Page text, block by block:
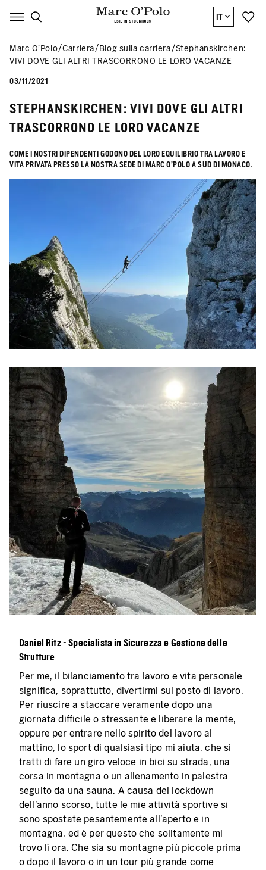
IT
Marc O’Polo Carriera Blog sulla carriera Stephanskirchen:
VIVI DOVE GLI ALTRI TRASCORRONO LE LORO VACANZE
03/11/2021
STEPHANSKIRCHEN: VIVI DOVE GLI ALTRI
TRASCORRONO LE LORO VACANZE
COME I NOSTRI DIPENDENTI GODONO DEL LORO EQUILIBRIO TRA LAVORO E
VITA PRIVATA PRESSO LA NOSTRA SEDE DI MARC O'POLO A SUD DI MONACO.
Daniel Ritz - Specialista in Sicurezza e Gestione delle
Strutture
Per me, il bilanciamento tra lavoro e vita personale
significa, soprattutto, divertirmi sul posto di lavoro.
Per riuscire a staccare veramente dopo una
giornata difficile o stressante e liberare la mente,
oppure per entrare nello spirito del lavoro al
mattino, lo sport di qualsiasi tipo mi aiuta, che si
tratti di fare un giro veloce in bici su strada, una
corsa in montagna o un allenamento in palestra
seguito da una sauna. A causa del lockdown
dell'anno scorso, tutte le mie attività sportive si
sono spostate pesantemente all'aperto e in
montagna, ed è per questo che solitamente mi
trovo lì ora. Che sia su montagne più piccole prima
o dopo il lavoro o in un tour più grande come